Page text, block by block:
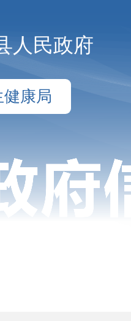
人民政府
康局